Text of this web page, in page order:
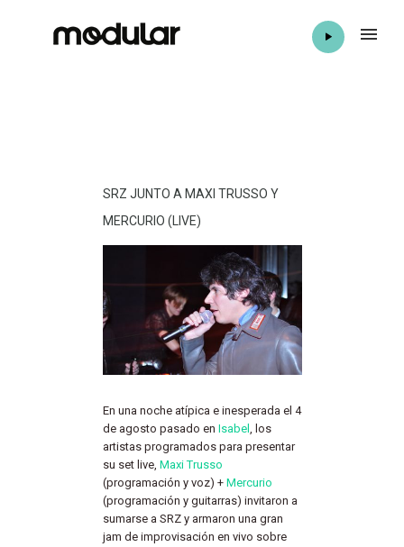
SRZ JUNTO A MAXI TRUSSO Y
MERCURIO (LIVE)
En una noche atípica e inesperada el 4
de agosto pasado en Isabel , los
artistas programados para presentar
su set live, Maxi Trusso
(programación y voz) + Mercurio
(programación y guitarras) invitaron a
sumarse a SRZ y armaron una gran
jam de improvisación en vivo sobre